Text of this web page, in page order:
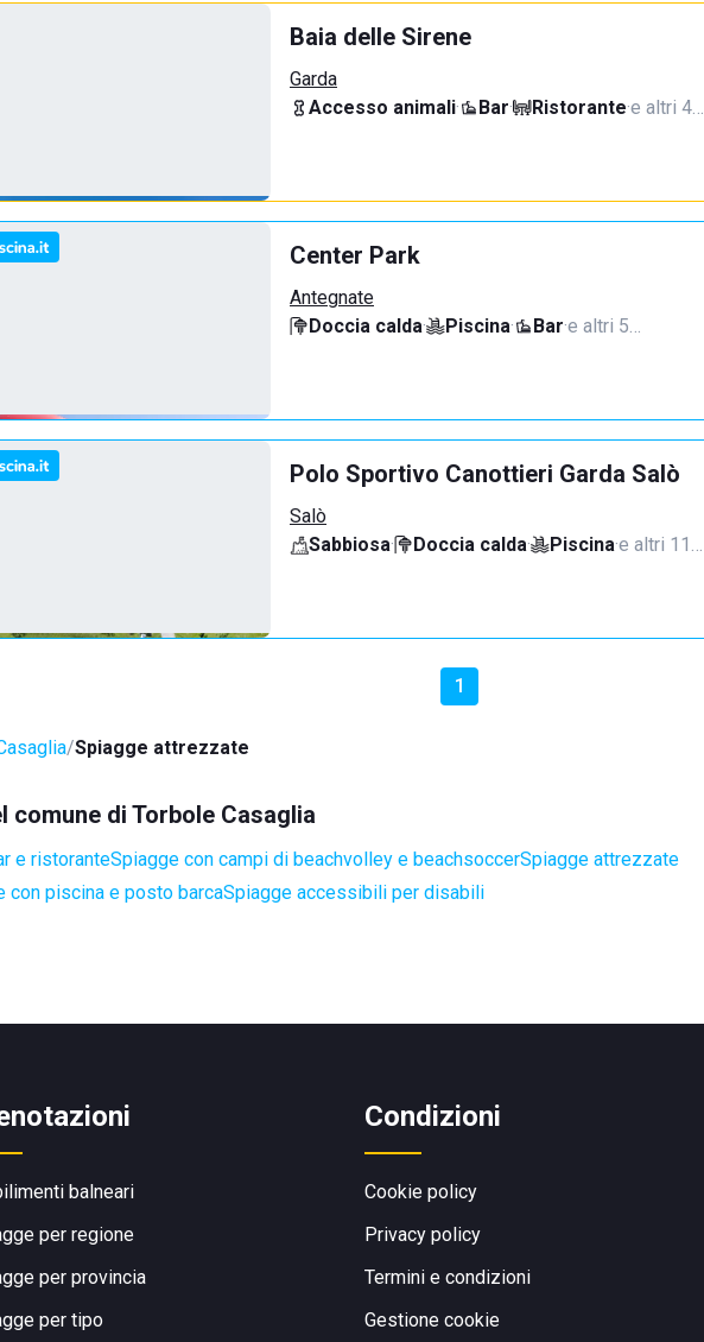
Baia delle Sirene
Garda
Accesso animali· Bar· Ristorante·e altri 4…
Center Park
Antegnate
Doccia calda· Piscina· Bar·e altri 5…
Polo Sportivo Canottieri Garda Salò
Salò
Sabbiosa· Doccia calda· Piscina·e altri 11…
1
Spiagge attrezzate
di Torbole Casaglia
e ristoranteSpiagge con campi di beachvolley e beachsoccerSpiagge attrezzate
con piscina e posto barcaSpiagge accessibili per disabili
balneari
per regione
per provincia
per tipo
Condizioni
Cookie policy
Privacy policy
Termini e condizioni
Gestione cookie